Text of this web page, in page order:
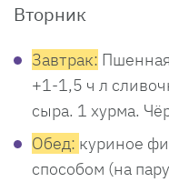
Вторник
Завтрак:
+1-1,5 ч л
сыра. 1 хурма.
Обед: куриное
способом (на